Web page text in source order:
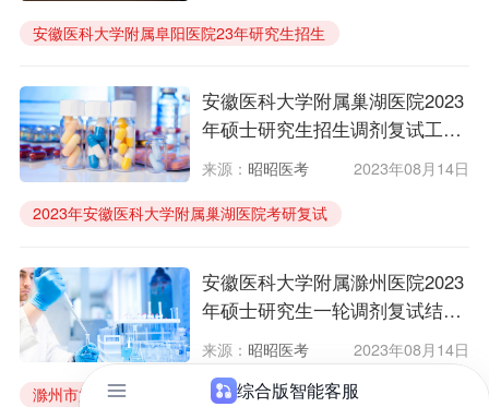
安徽医科大学附属阜阳医院23年研究生招生
安徽医科大学附属巢湖医院2023
年硕士研究生招生调剂复试工作
具体安排表
来源： 昭昭医考 2023年08月14日
2023年安徽医科大学附属巢湖医院考研复试
安徽医科大学附属滁州医院2023
年硕士研究生一轮调剂复试结果
及拟录取名单公示
来源： 昭昭医考 2023年08月14日
滁州市第一人民医院23年考研复试